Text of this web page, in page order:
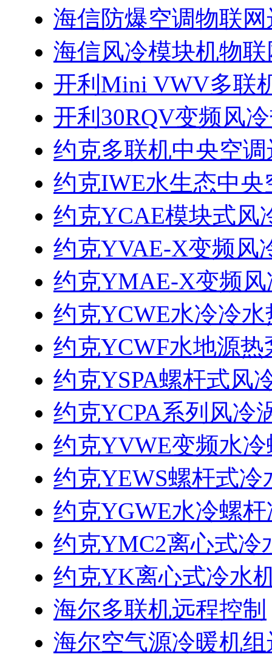
海信防爆空调物联
海信风冷模块机物
开利Mini VWV多联
开利30RQV变频风
约克多联机中央空
约克IWE水生态中央
约克YCAE模块式风
约克YVAE-X变频风
约克YMAE-X变频
约克YCWE水冷冷
约克YCWF水地源
约克YSPA螺杆式风
约克YCPA系列风冷
约克YVWE变频水
约克YEWS螺杆式
约克YGWE水冷螺
约克YMC2离心式冷
约克YK离心式冷水
海尔多联机远程控制
海尔空气源冷暖机